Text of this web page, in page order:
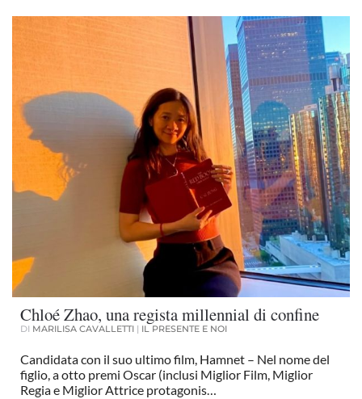
Chloé Zhao, una regista millennial di confine
DI MARILISA CAVALLETTI | IL PRESENTE E NOI
Candidata con il suo ultimo film, Hamnet – Nel nome del
figlio, a otto premi Oscar (inclusi Miglior Film, Miglior
Regia e Miglior Attrice protagonis…